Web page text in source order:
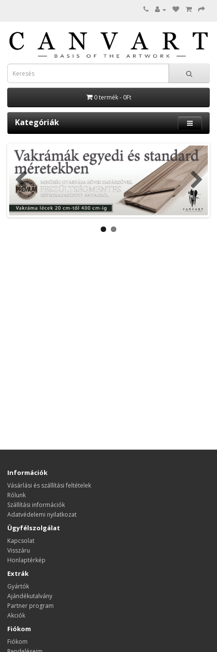
0 termék - 0Ft
Kategóriák
Információk
Vásárlási és szállítási feltételek
Rólunk
Szállítási információk
Adatvédelemi nyilatkozat
Ügyfélszolgálat
Kapcsolat
Visszáru
Honlaptérkép
Extrák
Gyártók
Ajándékutalvány
Partner program
Akciók
Fiókom
Fiókom